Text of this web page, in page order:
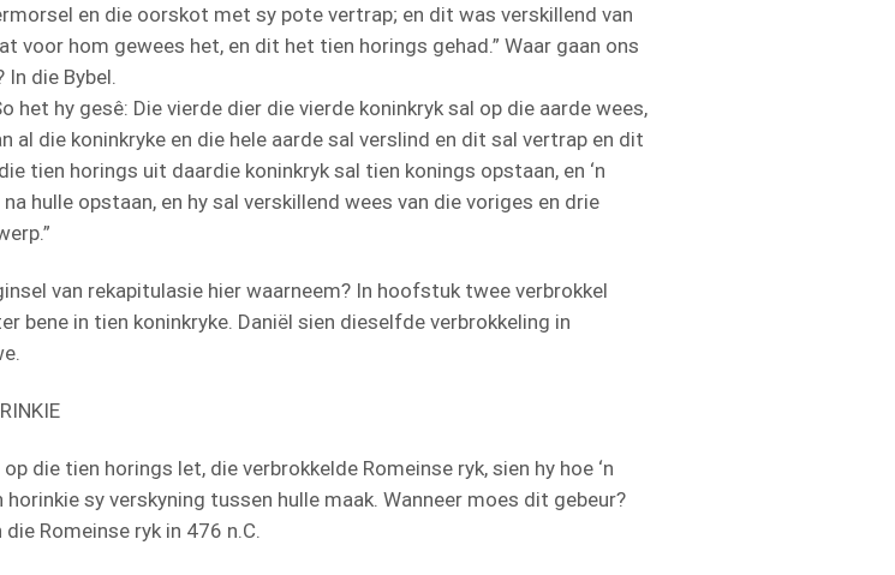
en die oorskot met sy pote vertrap; en dit was verskillend van
voor hom gewees het, en dit het tien horings gehad.” Waar gaan ons
In die Bybel.
het hy gesê: Die vierde dier die vierde koninkryk sal op die aarde wees,
al die koninkryke en die hele aarde sal verslind en dit sal vertrap en dit
tien horings uit daardie koninkryk sal tien konings opstaan, en ‘n
na hulle opstaan, en hy sal verskillend wees van die voriges en drie
van rekapitulasie hier waarneem? In hoofstuk twee verbrokkel
bene in tien koninkryke. Daniël sien dieselfde verbrokkeling in
die tien horings let, die verbrokkelde Romeinse ryk, sien hy hoe ‘n
sy verskyning tussen hulle maak. Wanneer moes dit gebeur?
die Romeinse ryk in 476 n.C.